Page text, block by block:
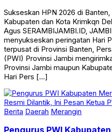
Sukseskan HPN 2026 di
Kabupaten dan Kota Krimkqn
Agus SERAMBIJAMBI.ID,
menyukseskan peringatan Hari
terpusat di Provinsi Banten,
(PWI) Provinsi Jambi
Provinsi Jambi maupun
Hari Pers […]
Berita Daerah Merangin
Pengurus PWI